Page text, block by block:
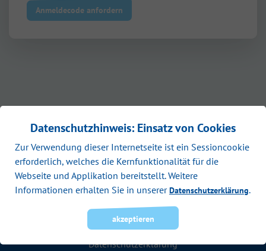
Datenschutzhinweis: Einsatz von Cookies
Zur Verwendung dieser Internetseite ist ein Sessioncookie
erforderlich, welches die Kernfunktionalität für die
Webseite und Applikation bereitstellt. Weitere
Informationen erhalten Sie in unsererDatenschutzerklärung.
akzeptieren
Anmeldecode anfordern
Rechtliches
Datenschutzerklärung